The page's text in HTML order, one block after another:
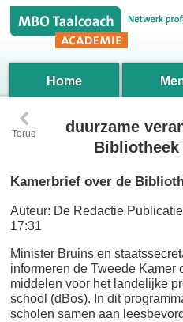
Home
‹
Terug
duurzame
Bibliotheek
Kamerbrief over de
Auteur: De Redactie
17:31
Minister Bruins en
informeren de Tweede Kamer
middelen voor het landelijke
school (dBos). In dit
scholen samen aan